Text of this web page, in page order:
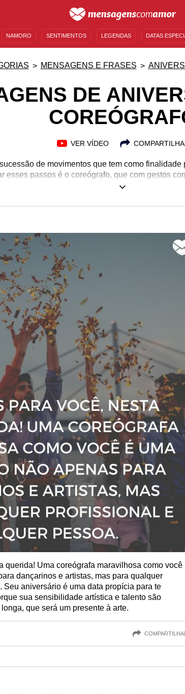
NAMORO SENTIMENTOS LEGENDAS DATAS
MENSAGENS E FRASES
DE
VER VÍDEO
de movimentos que tem como
esses passos é o coreógrafo, que com gestos
até mesmo contar uma história com o auxílio da
de uma coreografia. Você conhece algum
passar em branco. Preparamos lindas
querida! Uma coreógrafa maravilhosa como você
dançarinos e artistas, mas para qualquer
aniversário é uma data propícia para te
sua sensibilidade artística e talento são
que será um presente à arte.